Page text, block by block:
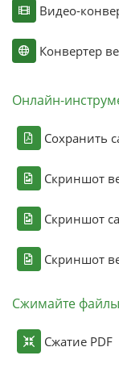
Видео-
Конвертер
Онлайн-
Сохранить
Скриншот
Скриншот
Скриншот
Сжимайте
Сжатие PDF